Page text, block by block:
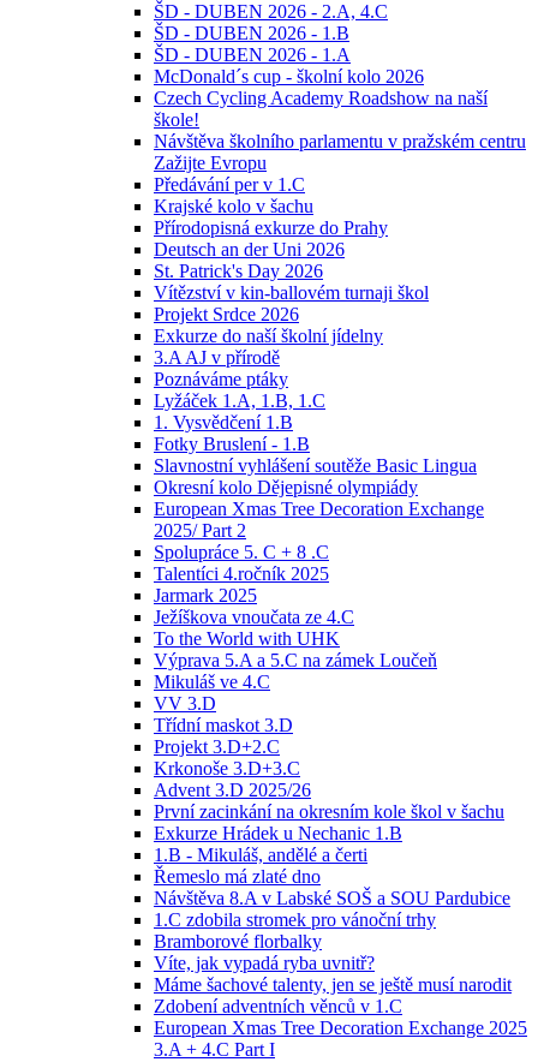
ŠD - DUBEN 2026 - 2.A, 4.C
ŠD - DUBEN 2026 - 1.B
ŠD - DUBEN 2026 - 1.A
McDonald´s cup - školní kolo 2026
Czech Cycling Academy Roadshow na naší
škole!
Návštěva školního parlamentu v pražském centru
Zažijte Evropu
Předávání per v 1.C
Krajské kolo v šachu
Přírodopisná exkurze do Prahy
Deutsch an der Uni 2026
St. Patrick's Day 2026
Vítězství v kin-ballovém turnaji škol
Projekt Srdce 2026
Exkurze do naší školní jídelny
3.A AJ v přírodě
Poznáváme ptáky
Lyžáček 1.A, 1.B, 1.C
1. Vysvědčení 1.B
Fotky Bruslení - 1.B
Slavnostní vyhlášení soutěže Basic Lingua
Okresní kolo Dějepisné olympiády
European Xmas Tree Decoration Exchange
2025/ Part 2
Spolupráce 5. C + 8 .C
Talentíci 4.ročník 2025
Jarmark 2025
Ježíškova vnoučata ze 4.C
To the World with UHK
Výprava 5.A a 5.C na zámek Loučeň
Mikuláš ve 4.C
VV 3.D
Třídní maskot 3.D
Projekt 3.D+2.C
Krkonoše 3.D+3.C
Advent 3.D 2025/26
První zacinkání na okresním kole škol v šachu
Exkurze Hrádek u Nechanic 1.B
1.B - Mikuláš, andělé a čerti
Řemeslo má zlaté dno
Návštěva 8.A v Labské SOŠ a SOU Pardubice
1.C zdobila stromek pro vánoční trhy
Bramborové florbalky
Víte, jak vypadá ryba uvnitř?
Máme šachové talenty, jen se ještě musí narodit
Zdobení adventních věnců v 1.C
European Xmas Tree Decoration Exchange 2025
3.A + 4.C Part I